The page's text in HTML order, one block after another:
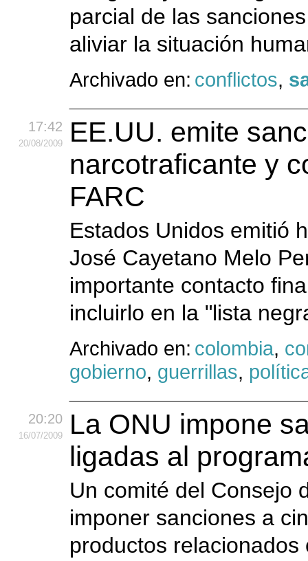
parcial de las
aliviar la situación
Archivado en: conflictos,
17:42
20/08/2009
EE.UU. emite
narcotraficante y
FARC
Estados Unidos emitió
José Cayetano Melo
importante contacto
incluirlo en la "lista
Archivado en: colombia,
gobierno, guerrillas,
20:20
16/07/2009
La ONU impone
ligadas al
Un comité del Consejo
imponer sanciones a
productos